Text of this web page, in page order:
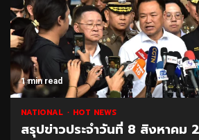
1 min read
NATIONAL HOT NEWS
สรุปข่าวประจำวันที่ 8 สิงหาคม